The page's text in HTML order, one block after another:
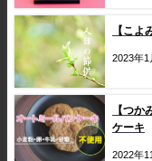
【こよ
2023年1
【つか
ケーキ
2022年